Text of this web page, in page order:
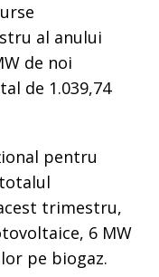
al anului
de noi
de 1.039,74
pentru
trimestru,
6 MW
pe biogaz.